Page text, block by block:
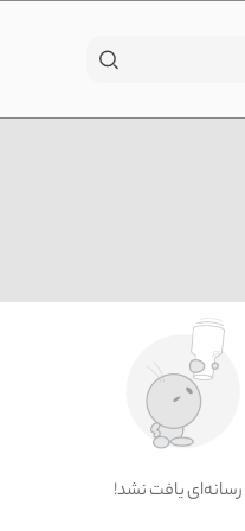
!رسانه‌ای یافت نشد